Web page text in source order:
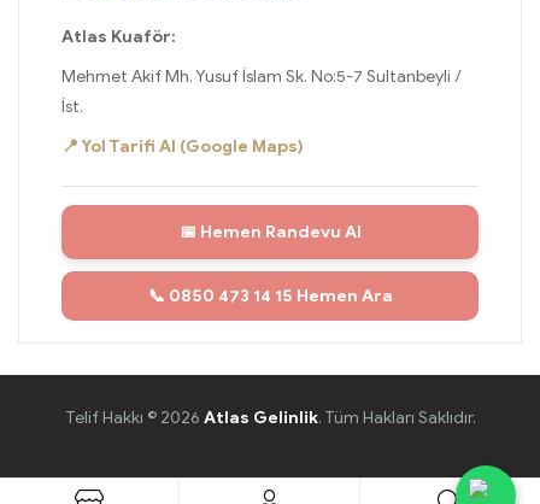
Atlas Kuaför:
Mehmet Akif Mh. Yusuf İslam Sk. No:5-7 Sultanbeyli /
İst.
📍 Yol Tarifi Al (Google Maps)
📅 Hemen Randevu Al
📞 0850 473 14 15 Hemen Ara
Telif Hakkı © 2026 Atlas Gelinlik. Tüm Hakları Saklıdır.